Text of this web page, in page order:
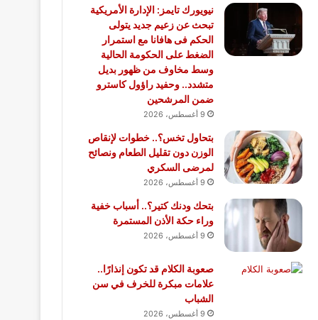
نيويورك تايمز: الإدارة الأمريكية
تبحث عن زعيم جديد يتولى
الحكم فى هافانا مع استمرار
الضغط على الحكومة الحالية
وسط مخاوف من ظهور بديل
متشدد.. وحفيد راؤول كاسترو
ضمن المرشحين
9 أغسطس، 2026
بتحاول تخس؟.. خطوات لإنقاص
الوزن دون تقليل الطعام ونصائح
لمرضى السكري
9 أغسطس، 2026
بتحك ودنك كتير؟.. أسباب خفية
وراء حكة الأذن المستمرة
9 أغسطس، 2026
صعوبة الكلام قد تكون إنذارًا..
علامات مبكرة للخرف في سن
الشباب
9 أغسطس، 2026